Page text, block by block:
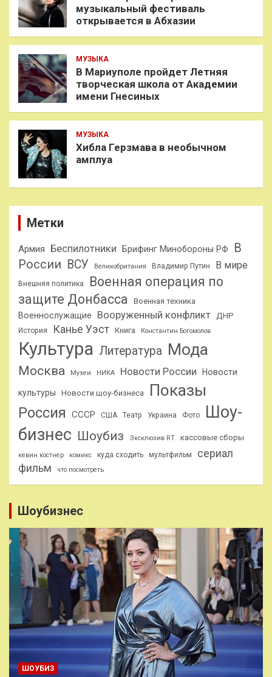
музыкальный фестиваль
открывается в Абхазии
МУЗЫКА
В Мариуполе пройдет Летняя
творческая школа от Академии
имени Гнесиных
МУЗЫКА
Хибла Герзмава в необычном
амплуа
Метки
Армия Беспилотники Брифинг Минобороны РФ
В
России ВСУ Великобритания Владимир Путин В мире
Внешняя политика
Военная операция по
защите Донбасса
Военная техника
Военнослужащие Вооруженный конфликт ДНР
История Канье Уэст Книга Константин Богомолов
Культура Литература Мода
Москва Музеи НИКА Новости России Новости
культуры Новости шоу-бизнеса Показы
Россия СССР США Театр Украина Фото
Шоу-
бизнес Шоубиз Эксклюзив RT кассовые сборы
кевин костнер комикс куда сходить мультфильм
сериал
фильм
что посмотреть
Шоубизнес
ШОУБИЗ